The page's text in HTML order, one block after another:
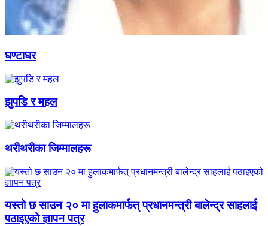
घण्टाघर
झुपडि र महल
थरीथरीका जिम्मालहरू
यस्तो छ साउन २० मा हुलाकमार्फत् प्रधानमन्त्री बालेन्द्र साहलाई
पठाइएको ज्ञापन पत्र